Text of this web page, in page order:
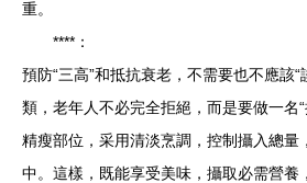
重。
****：
預防“三高”和抵抗衰老，不需要也不應該“
類，老年人不必完全拒絕，而是要做一
精瘦部位，采用清淡烹調，控制攝入總量
中。這樣，既能享受美味，攝取必需營養